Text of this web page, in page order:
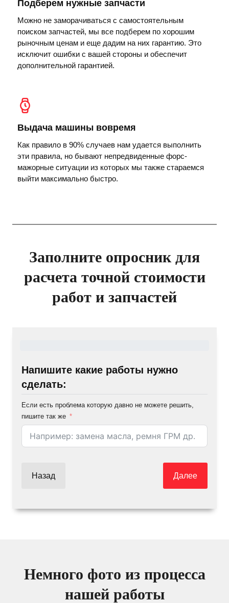
Подберем нужные запчасти
Можно не заморачиваться с самостоятельным
поиском запчастей, мы все подберем по хорошим
рыночным ценам и еще дадим на них гарантию. Это
исключит ошибки с вашей стороны и обеспечит
дополнительной гарантией.
Выдача машины вовремя
Как правило в 90% случаев нам удается выполнить
эти правила, но бывают непредвиденные форс-
мажорные ситуации из которых мы также стараемся
выйти максимально быстро.
Заполните опросник для
расчета точной стоимости
работ и запчастей
Напишите какие работы нужно
сделать:
Если есть проблема которую давно не можете решить,
пишите так же
Назад Далее
Немного фото из процесса
нашей работы